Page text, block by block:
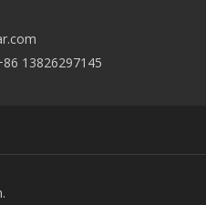
13826297145